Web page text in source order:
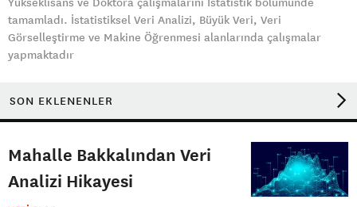
tamamladı. İstatistiksel Veri Analizi, Büyük Veri, Veri
Görselleştirme ve Makine Öğrenmesi alanlarında çalışmalar
yapmaktadır
SON EKLENENLER
Mahalle Bakkalından Veri
Analizi Hikayesi